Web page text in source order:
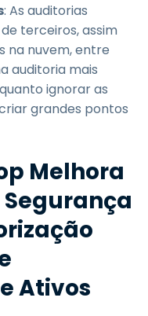
: As auditorias
terceiros, assim
na nuvem, entre
auditoria mais
ignorar as
grandes pontos
Melhora
Ativos